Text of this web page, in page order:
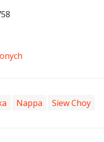
Nappa Siew Choy